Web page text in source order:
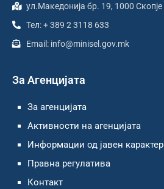
ул.Македонија бр. 19, 1000 Скопје
Тел: + 389 2 3118 633
Email: info@minisel.gov.mk
За Агенцијата
За агенцијата
Активности на агенцијата
Информации од јавен карактер
Правна регулатива
Контакт